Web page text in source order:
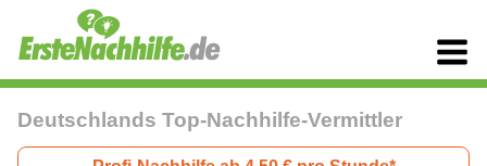
Deutschlands Top-Nachhilfe-Vermittler